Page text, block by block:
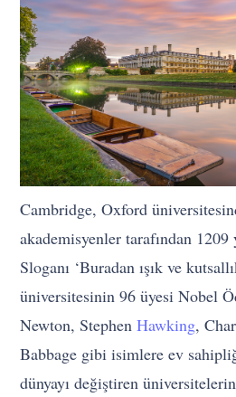
Cambridge, Oxford
akademisyenler tarafından 1209
Sloganı ‘Buradan ışık ve
üniversitesinin 96 üyesi Nobel
Newton, StephenHawking,
Babbage gibi isimlere ev
dünyayı değiştiren